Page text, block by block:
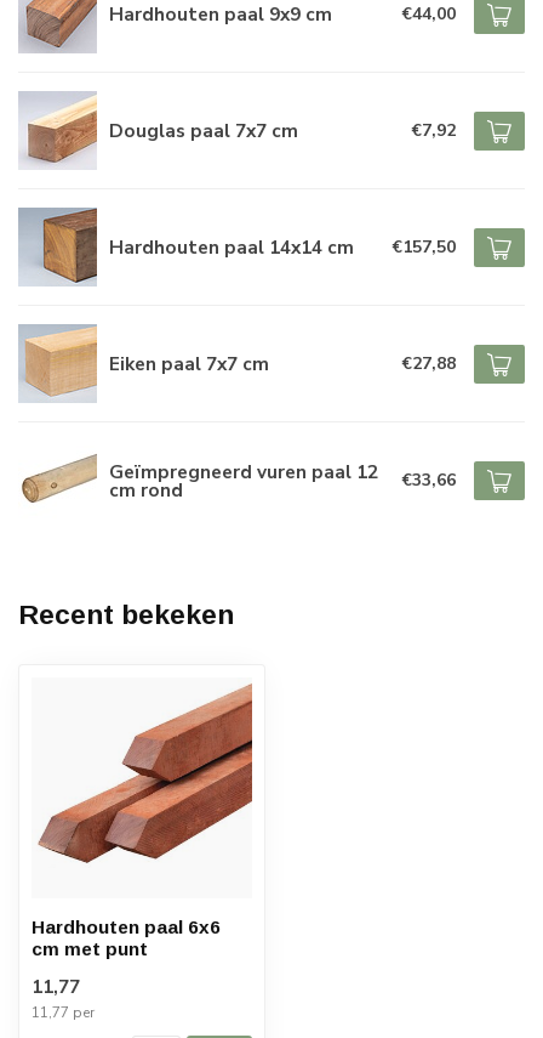
Hardhouten paal 9x9 cm €44,00
Douglas paal 7x7 cm €7,92
Hardhouten paal 14x14 cm €157,50
Eiken paal 7x7 cm €27,88
Geïmpregneerd vuren paal 12
cm rond €33,66
Recent bekeken
Hardhouten paal 6x6
cm met punt
11,77
11,77 per